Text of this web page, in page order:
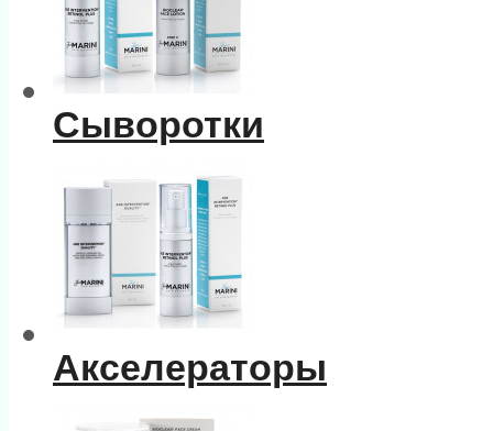
Сыворотки
Акселераторы